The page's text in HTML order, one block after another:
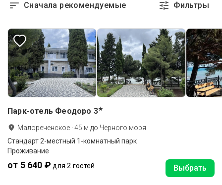
Сначала рекомендуемые Фильтры
Парк-отель Феодоро 3★
Малореченское ·45 м до Черного моря
Стандарт 2-местный 1-комнатный парк
Проживание
от 5 640 ₽ для 2 гостей Выбрать